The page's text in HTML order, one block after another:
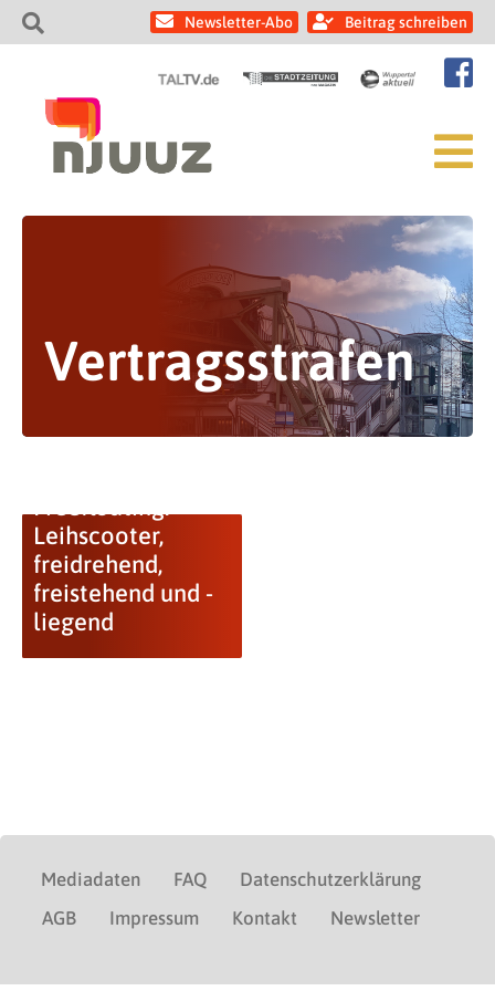
Newsletter-Abo Beitrag schreiben
Vertragsstrafen
Leihscooter,
freidrehend,
freistehend und -
liegend
Mediadaten FAQ
Datenschutzerklärung
AGB
Impressum Kontakt Newsletter